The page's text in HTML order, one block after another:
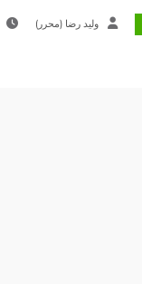
وليد رضا (محرر)